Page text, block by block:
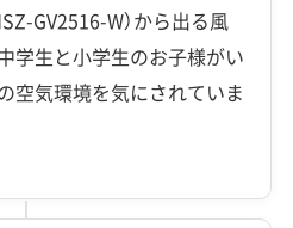
GV2516-W）から出る風
学生と小学生のお子様がい
空気環境を気にされていま